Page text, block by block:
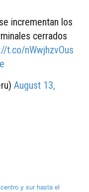
incrementan los
cerrados
t.co/nWwjhzvOus
August 13,
y sur hasta el